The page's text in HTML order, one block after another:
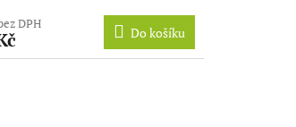
DPH
Do košíku